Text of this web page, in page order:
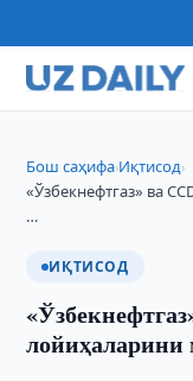
Бош саҳифа›Иқтисод›
«Ўзбекнефтгаз» ва
…
ИҚТИСОД